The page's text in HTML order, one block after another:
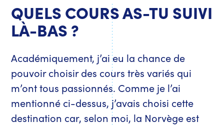
QUELS COURS AS-TU SUIVI
LÀ-BAS ?
Académiquement, j’ai eu la chance de
pouvoir choisir des cours très variés qui
m’ont tous passionnés. Comme je l’ai
mentionné ci-dessus, j’avais choisi cette
destination car, selon moi, la Norvège est